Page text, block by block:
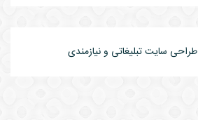
طراحی سایت تبلیغاتی و نیازمندی